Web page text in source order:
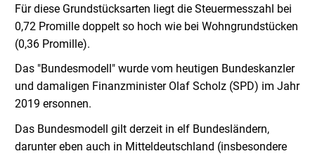
Für diese Grundstücksarten liegt die Steuermesszahl bei
0,72 Promille doppelt so hoch wie bei Wohngrundstücken
(0,36 Promille).
Das "Bundesmodell" wurde vom heutigen Bundeskanzler
und damaligen Finanzminister Olaf Scholz (SPD) im Jahr
2019 ersonnen.
Das Bundesmodell gilt derzeit in elf Bundesländern,
darunter eben auch in Mitteldeutschland (insbesondere